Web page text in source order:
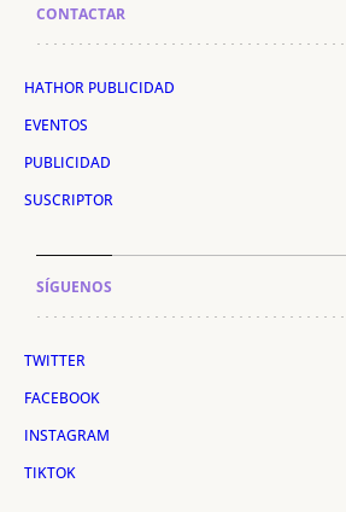
CONTACTAR
HATHOR PUBLICIDAD
EVENTOS
PUBLICIDAD
SUSCRIPTOR
SÍGUENOS
TWITTER
FACEBOOK
INSTAGRAM
TIKTOK